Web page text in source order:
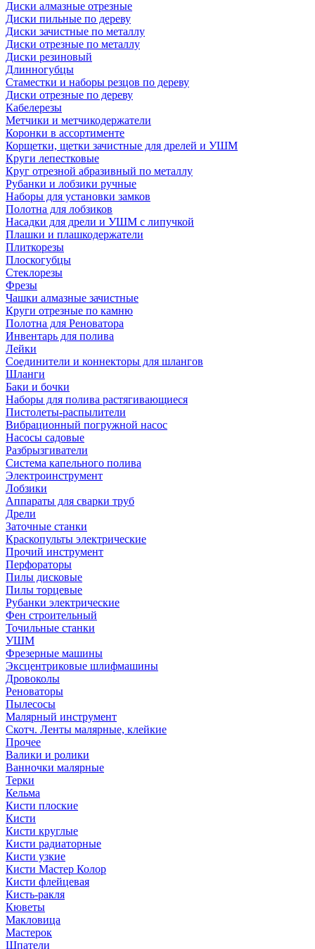
Диски алмазные отрезные
Диски пильные по дереву
Диски зачистные по металлу
Диски отрезные по металлу
Диски резиновый
Длинногубцы
Стаместки и наборы резцов по дереву
Диски отрезные по дереву
Кабелерезы
Метчики и метчикодержатели
Коронки в ассортименте
Корщетки, щетки зачистные для дрелей и УШМ
Круги лепестковые
Круг отрезной абразивный по металлу
Рубанки и лобзики ручные
Наборы для установки замков
Полотна для лобзиков
Насадки для дрели и УШМ с липучкой
Плашки и плашкодержатели
Плиткорезы
Плоскогубцы
Стеклорезы
Фрезы
Чашки алмазные зачистные
Круги отрезные по камню
Полотна для Реноватора
Инвентарь для полива
Лейки
Соединители и коннекторы для шлангов
Шланги
Баки и бочки
Наборы для полива растягивающиеся
Пистолеты-распылители
Вибрационный погружной насос
Насосы садовые
Разбрызгиватели
Система капельного полива
Электроинструмент
Лобзики
Аппараты для сварки труб
Дрели
Заточные станки
Краскопульты электрические
Прочий инструмент
Перфораторы
Пилы дисковые
Пилы торцевые
Рубанки электрические
Фен строительный
Точильные станки
УШМ
Фрезерные машины
Эксцентриковые шлифмашины
Дровоколы
Реноваторы
Пылесосы
Малярный инструмент
Скотч. Ленты малярные, клейкие
Прочее
Валики и ролики
Ванночки малярные
Терки
Кельма
Кисти плоские
Кисти
Кисти круглые
Кисти радиаторные
Кисти узкие
Кисти Мастер Колор
Кисти флейцевая
Кисть-ракля
Кюветы
Макловица
Мастерок
Шпатели